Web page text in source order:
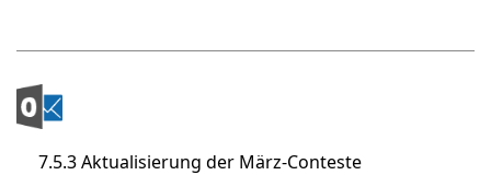
7.5.3 Aktualisierung der März-Conteste